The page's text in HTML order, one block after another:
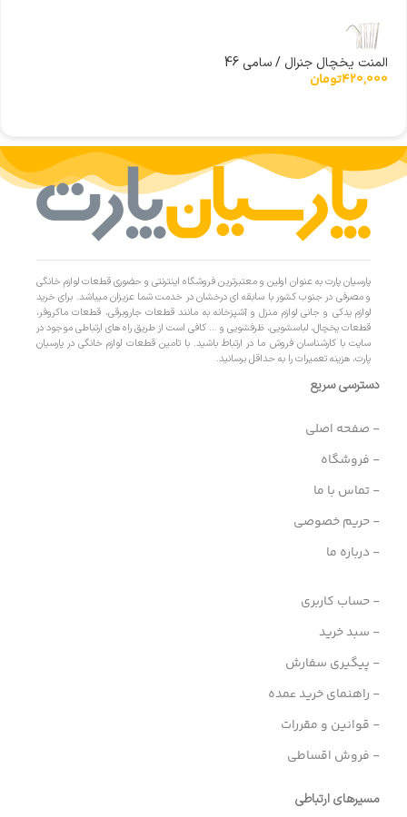
المنت یخچال جنرال / سامی 46
420,000تومان
پارسیان پارت به عنوان اولین و معتبرترین فروشگاه اینترنتی و حضوری قطعات لوازم خانگی
و مصرفی در جنوب کشور با سابقه ای درخشان در خدمت شما عزیزان میباشد. برای خرید
لوازم یدکی و جانی لوازم منزل و آشپزخانه به مانند قطعات جاروبرقی، قطعات ماکروفر،
قطعات یخچال، لباسشویی، ظرفشویی و … کافی است از طریق راه های ارتباطی موجود در
سایت با کارشناسان فروش ما در ارتباط باشید. با تامین قطعات لوازم خانگی در پارسیان
پارت، هزینه تعمیرات را به حداقل برسانید.
دسترسی سریع
- صفحه اصلی
- فروشگاه
- تماس با ما
- حریم خصوصی
- درباره ما
- حساب کاربری
- سبد خرید
- پیگیری سفارش
- راهنمای خرید عمده
- قوانین و مقررات
- فروش اقساطی
مسیرهای ارتباطی